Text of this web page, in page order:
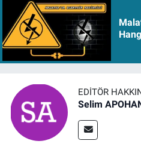
EDITÖR
Selim